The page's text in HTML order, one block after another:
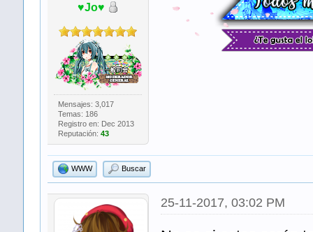
♥Jo♥
Mensajes: 3,017
Temas: 186
Registro en: Dec 2013
Reputación: 43
WWW Buscar
25-11-2017, 03:02 PM